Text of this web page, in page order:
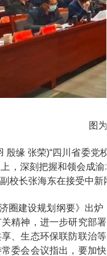
图
殷缘 张荣)“四川省委
，深刻把握和领会成
校长张海东在接受中新
圈建设规划纲要》出
精神，进一步研究部
、生态环保联防联治
委会会议指出，要加